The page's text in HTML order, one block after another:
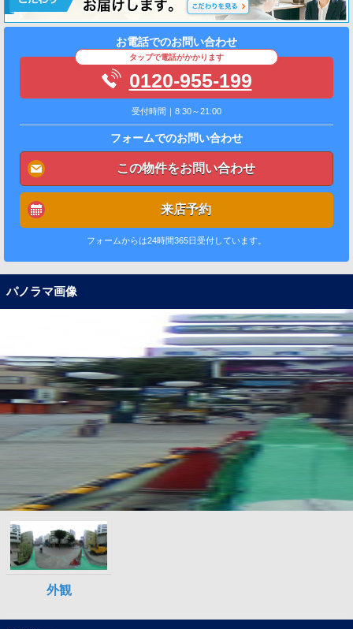
お電話でのお問い合わせ
タップで電話がかかります
0120-955-199
受付時間｜8:30～21:00
フォームでのお問い合わせ
この物件をお問い合わせ
来店予約
フォームからは24時間365日受付しています。
パノラマ画像